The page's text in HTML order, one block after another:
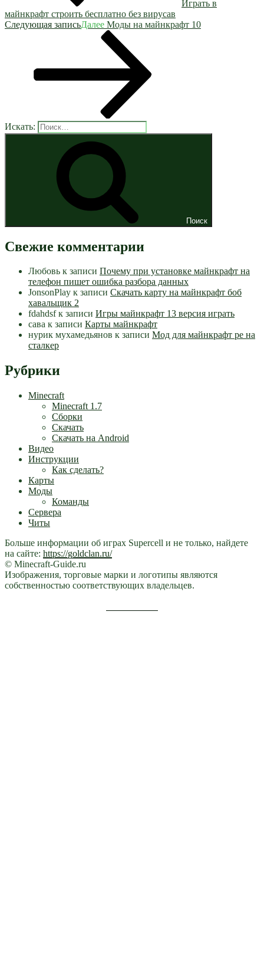
Играть в
майнкрафт строить бесплатно без вирусав
Следующая записьДалее Моды на майнкрафт 10
Искать:
Поиск
Свежие комментарии
Любовь к записи Почему при установке майнкрафт на
телефон пишет ошибка разбора данных
JonsonPlay к записи Скачать карту на майнкрафт боб
хавальщик 2
fdahdsfк записи Игры майнкрафт 13 версия играть
сава к записи Карты майнкрафт
нурик мухамедьянов к записи Мод для майнкрафт pe на
сталкер
Рубрики
Minecraft
Minecraft 1.7
Сборки
Скачать
Скачать на Android
Видео
Инструкции
Как сделать?
Карты
Моды
Команды
Сервера
Читы
Больше информации об играх Supercell и не только, найдете
на сайте: https://goldclan.ru/
© Minecraft-Guide.ru
Изображения, торговые марки и логотипы являются
собственностью соответствующих владельцев.